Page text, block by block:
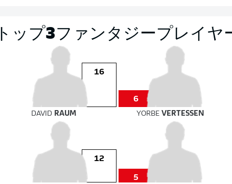
トップ3ファンタジープレイヤ
16
6
DAVID RAUM YORBE VERTESSEN
12
5